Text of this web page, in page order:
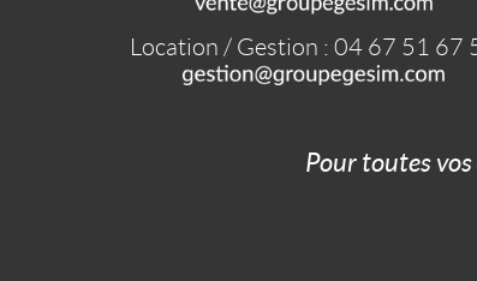
Location / Gestion : 04 67 51 67
Pour toutes